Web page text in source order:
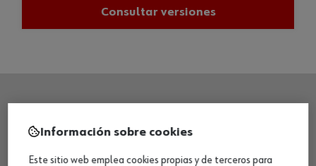
Consultar versiones
SEDE CENTRAL
Información sobre cookies
Este sitio web emplea cookies propias y de terceros para